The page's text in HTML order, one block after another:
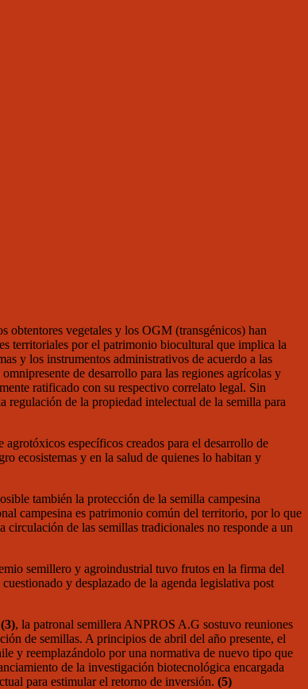
obtentores vegetales y los OGM (transgénicos) han
territoriales por el patrimonio biocultural que implica la
y los instrumentos administrativos de acuerdo a las
de desarrollo para las regiones agrícolas y
ratificado con su respectivo correlato legal. Sin
regulación de la propiedad intelectual de la semilla para
específicos creados para el desarrollo de
ecosistemas y en la salud de quienes lo habitan y
también la protección de la semilla campesina
campesina es patrimonio común del territorio, por lo que
circulación de las semillas tradicionales no responde a un
semillero y agroindustrial tuvo frutos en la firma del
y desplazado de la agenda legislativa post
(3), la patronal semillera ANPROS A.G sostuvo reuniones
de semillas. A principios de abril del año presente, el
y reemplazándolo por una normativa de nuevo tipo que
de la investigación biotecnológica encargada
para estimular el retorno de inversión. (5)